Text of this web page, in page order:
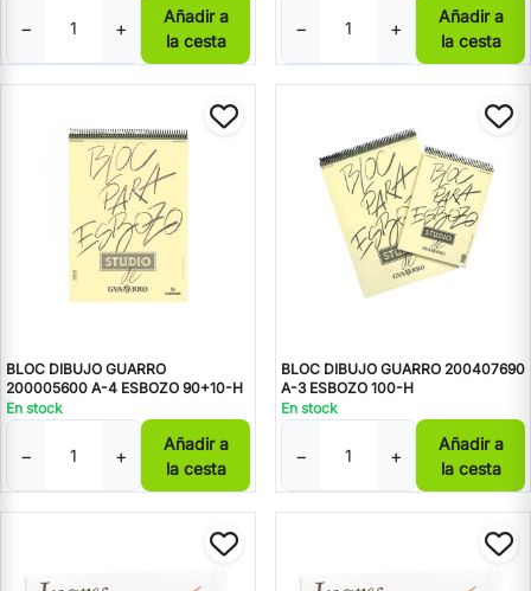
− +
Añadir a
la cesta
− +
Añadir a
la cesta
BLOC DIBUJO GUARRO
200005600 A-4 ESBOZO 90+10-H
En stock
− +
Añadir a
la cesta
BLOC DIBUJO GUARRO 200407690
A-3 ESBOZO 100-H
En stock
− +
Añadir a
la cesta